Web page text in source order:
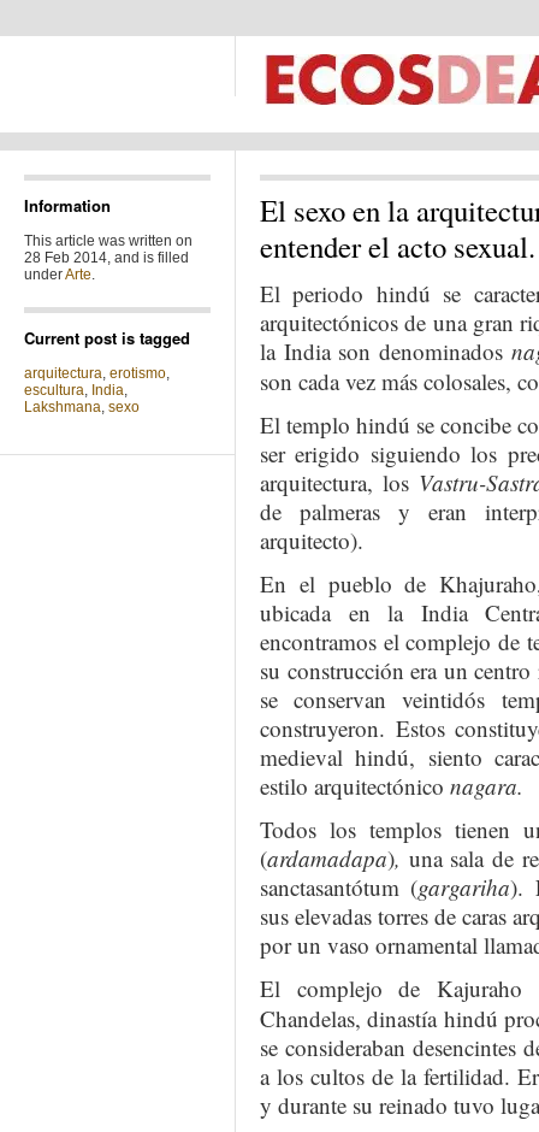
Information
This article was written on
28 Feb 2014, and is filled
underArte.
Current post is tagged
arquitectura, erotismo,
escultura, India,
Lakshmana, sexo
El sexo en la
entender el acto sexual.
El periodo hindú se
arquitectónicos de una gran
la India son denominados
son cada vez más colosales,
El templo hindú se concibe
ser erigido siguiendo los
arquitectura, los Vastru-
de palmeras y eran
arquitecto).
En el pueblo de
ubicada en la India
encontramos el complejo de
su construcción era un
se conservan veintidós
construyeron. Estos
medieval hindú, siento
estilo arquitectónico nagara.
Todos los templos tienen
(ardamadapa), una sala de
sanctasantótum (gargariha).
sus elevadas torres de caras
por un vaso ornamental
El complejo de Kajuraho
Chandelas, dinastía hindú
se consideraban
a los cultos de la fertilidad.
y durante su reinado tuvo